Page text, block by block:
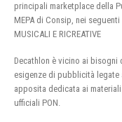
principali marketplace della
MEPA di Consip, nei seguenti
MUSICALI E RICREATIVE
Decathlon è vicino ai
esigenze di pubblicità legate
apposita dedicata ai
ufficiali PON.